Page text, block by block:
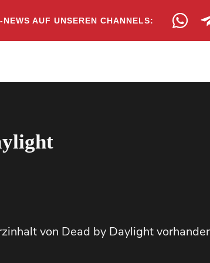
AUF UNSEREN CHANNELS:
von Dead by Daylight